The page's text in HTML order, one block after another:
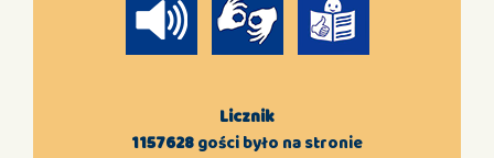
Licznik
1157628gości było na stronie